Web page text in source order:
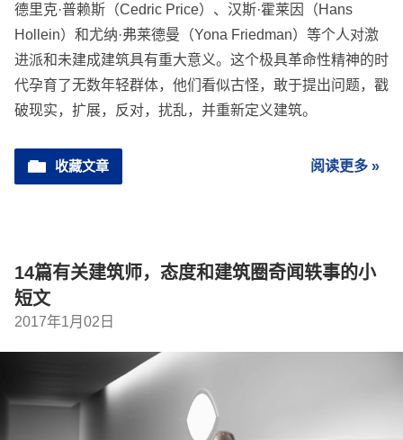
德里克·普赖斯（Cedric Price）、汉斯·霍莱因（Hans
Hollein）和尤纳·弗莱德曼（Yona Friedman）等个人对激
进派和未建成建筑具有重大意义。这个极具革命性精神的时
代孕育了无数年轻群体，他们看似古怪，敢于提出问题，戳
破现实，扩展，反对，扰乱，并重新定义建筑。
收藏文章 阅读更多 »
14篇有关建筑师，态度和建筑圈奇闻轶事的小
短文
2017年1月02日